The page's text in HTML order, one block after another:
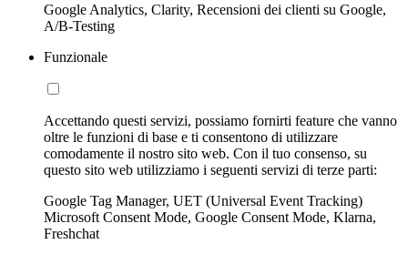
Google Analytics, Clarity, Recensioni dei clienti su Google,
A/B-Testing
Funzionale
Accettando questi servizi, possiamo fornirti feature che vanno
oltre le funzioni di base e ti consentono di utilizzare
comodamente il nostro sito web. Con il tuo consenso, su
questo sito web utilizziamo i seguenti servizi di terze parti:
Google Tag Manager, UET (Universal Event Tracking)
Microsoft Consent Mode, Google Consent Mode, Klarna,
Freshchat